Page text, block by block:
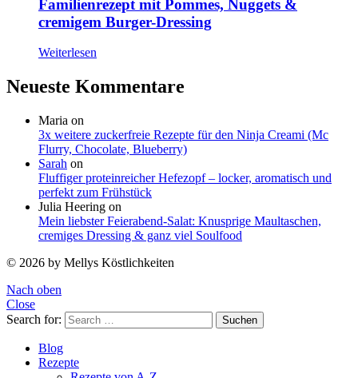
Familienrezept mit Pommes, Nuggets &
cremigem Burger-Dressing
Weiterlesen
Neueste Kommentare
Maria on
3x weitere zuckerfreie Rezepte für den Ninja Creami (Mc
Flurry, Chocolate, Blueberry)
Sarah on
Fluffiger proteinreicher Hefezopf – locker, aromatisch und
perfekt zum Frühstück
Julia Heering on
Mein liebster Feierabend-Salat: Knusprige Maultaschen,
cremiges Dressing & ganz viel Soulfood
© 2026 by Mellys Köstlichkeiten
Nach oben
Close
Search for:
Suchen
Blog
Rezepte